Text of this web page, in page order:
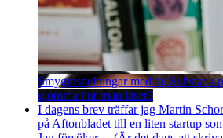
Smyginspelningar med ai, Substack
glömma hur man läser?
I dagens brev träffar jag Martin
på Aftonbladet till en liten startup